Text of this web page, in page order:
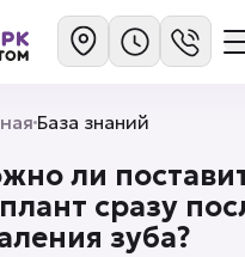
База знаний
ли
сразу
зуба?